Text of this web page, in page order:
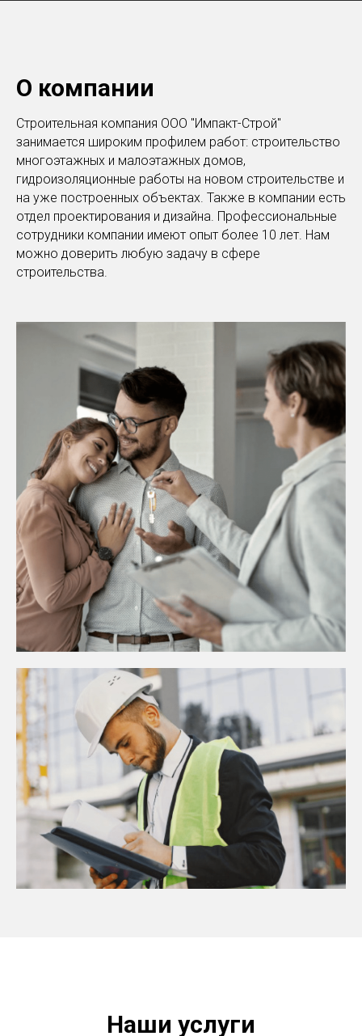
О компании
Строительная компания ООО "Импакт-Строй"
занимается широким профилем работ: строительство
многоэтажных и малоэтажных домов,
гидроизоляционные работы на новом строительстве и
на уже построенных объектах. Также в компании есть
отдел проектирования и дизайна. Профессиональные
сотрудники компании имеют опыт более 10 лет. Нам
можно доверить любую задачу в сфере
строительства.
Наши услуги